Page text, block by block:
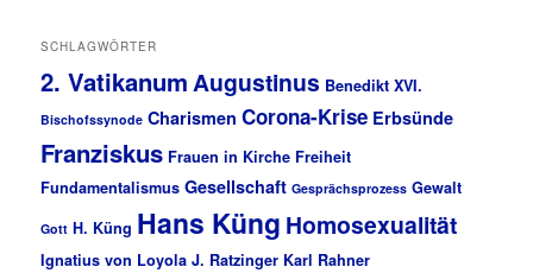
SCHLAGWÖRTER
2. VatikanumAugustinus Benedikt XVI.
Bischofssynode Charismen Corona-Krise Erbsünde
Franziskus Frauen in Kirche Freiheit
Fundamentalismus Gesellschaft Gesprächsprozess Gewalt
Gott H. Küng Hans Küng Homosexualität
Ignatius von Loyola J. Ratzinger Karl Rahner